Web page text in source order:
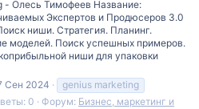
- Олесь Тимофеев Название:
Экспертов и Продюсеров 3.0
ниши. Стратегия. Планинг.
моделей. Поиск успешных примеров.
ниши для упаковки
Сен 2024
genius marketing
0 Форум: Бизнес, маркетинг и